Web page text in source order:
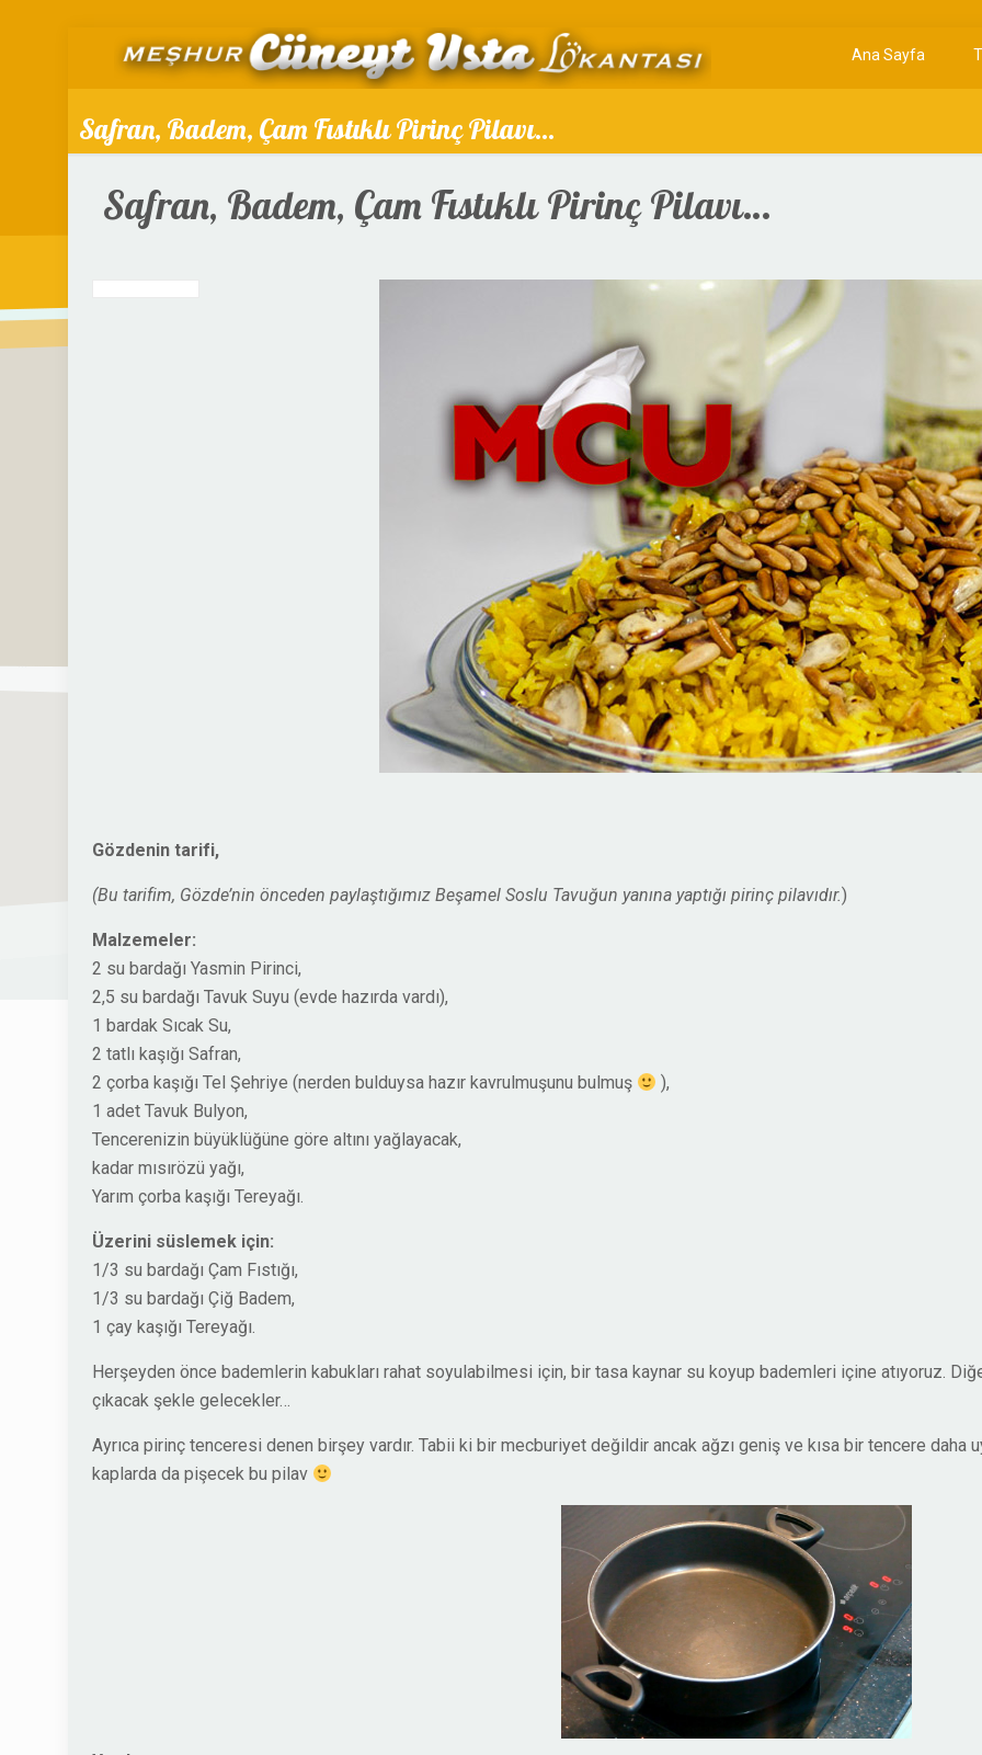
Ana Sayfa
Safran, Badem, Çam Fıstıklı Pirinç Pilavı…
Safran, Badem, Çam Fıstıklı Pirinç Pilavı…
Gözdenin tarifi,
(Bu tarifim, Gözde’nin önceden paylaştığımız Beşamel Soslu Tavuğun yanına yaptığı pirinç pilavıdır.)
Malzemeler:
2 su bardağı Yasmin Pirinci,
2,5 su bardağı Tavuk Suyu (evde hazırda vardı),
1 bardak Sıcak Su,
2 tatlı kaşığı Safran,
2 çorba kaşığı Tel Şehriye (nerden bulduysa hazır kavrulmuşunu bulmuş
),
1 adet Tavuk Bulyon,
Tencerenizin büyüklüğüne göre altını yağlayacak,
kadar mısırözü yağı,
Yarım çorba kaşığı Tereyağı.
Üzerini süslemek için:
1/3 su bardağı Çam Fıstığı,
1/3 su bardağı Çiğ Badem,
1 çay kaşığı Tereyağı.
Herşeyden önce bademlerin kabukları rahat soyulabilmesi için, bir tasa kaynar su koyup bademleri içine atıyoruz.
çıkacak şekle gelecekler…
Ayrıca pirinç tenceresi denen birşey vardır. Tabii ki bir mecburiyet değildir ancak ağzı geniş ve kısa bir tencere daha
kaplarda da pişecek bu pilav